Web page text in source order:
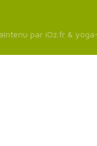
par iOz.fr &